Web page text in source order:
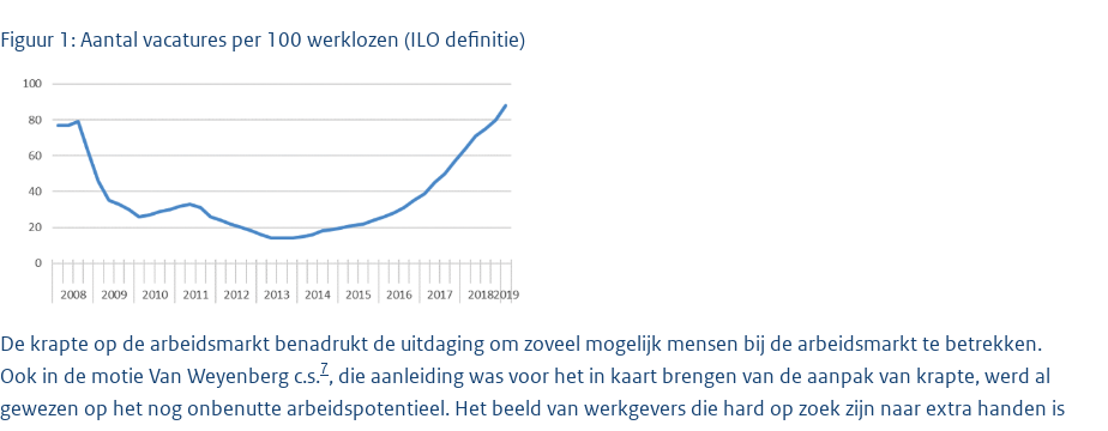
Figuur 1: Aantal vacatures per 100 werklozen (ILO definitie)
De krapte op de arbeidsmarkt benadrukt de uitdaging om zoveel mogelijk mensen bij de arbeidsmarkt te betrekken.
Ook in de motie Van Weyenberg c.s.7, die aanleiding was voor het in kaart brengen van de aanpak van krapte, werd al
gewezen op het nog onbenutte arbeidspotentieel. Het beeld van werkgevers die hard op zoek zijn naar extra handen is